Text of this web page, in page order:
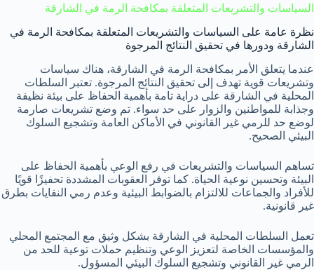
السياسات والتشريعات المتعلقة بمكافحة الرمة في الشارقة
نظرة عامة على السياسات والتشريعات المتعلقة بمكافحة الرمة في
الشارقة ودورها في تحقيق النتائج المرجوة
عندما يتعلق الأمر بمكافحة الرمة في الشارقة، هناك سياسات
وتشريعات قوية تهدف إلى تحقيق النتائج المرجوة. تعتبر السلطات
المحلية في الشارقة على دراية تامة بأهمية الحفاظ على بيئة نظيفة
وجذابة للمواطنين والزوار على حد سواء. تم وضع تشريعات صارمة
لوضع حد للرمي غير القانوني في الأماكن العامة وتشجيع السلوك
البيئي الصحيح.
تساهم السياسات والتشريعات في رفع الوعي بأهمية الحفاظ على
البيئة وتحسين نوعية الحياة. كما توفر العقوبات المشددة تحفيزًا قويًا
للأفراد والجماعات للالتزام بالضوابط البيئية وعدم رمي النفايات بطرق
غير قانونية.
تعمل السلطات المحلية في الشارقة بشكل وثيق مع المجتمع المحلي
والمؤسسات الخاصة لتعزيز الوعي وتنظيم حملات توعية للحد من
الرمي غير القانوني وتشجيع السلوك البيئي المسؤول.